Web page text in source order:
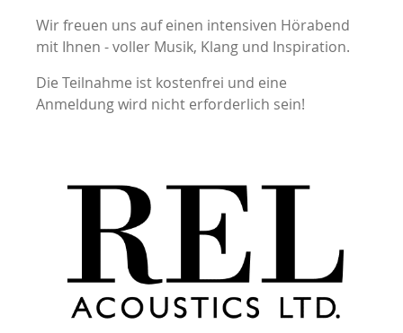
Wir freuen uns auf einen intensiven Hörabend
mit Ihnen - voller Musik, Klang und Inspiration.
Die Teilnahme ist kostenfrei und eine
Anmeldung wird nicht erforderlich sein!